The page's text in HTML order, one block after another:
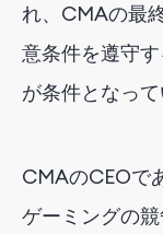
れ、CMAの最
意条件を遵守
が条件となって
CMAのCEOで
ゲーミングの